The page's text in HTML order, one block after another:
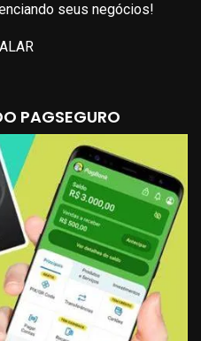
seus negócios!
PAGSEGURO